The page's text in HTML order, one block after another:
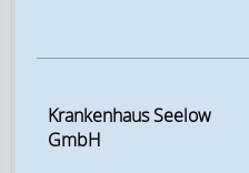
Krankenhaus Seelow
GmbH